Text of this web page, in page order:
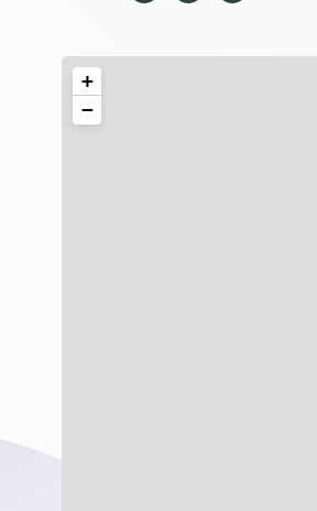
+
−